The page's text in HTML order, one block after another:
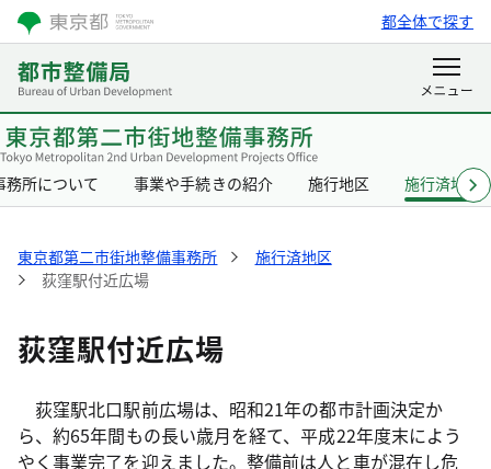
都全体で探す
務所について 事業や手続きの紹介 施行地区 施行済地区
東京都第二市街地整備事務所
施行済地区
荻窪駅付近広場
荻窪駅付近広場
荻窪駅北口駅前広場は、昭和21年の都市計画決定か
ら、約65年間もの長い歳月を経て、平成22年度末によう
やく事業完了を迎えました。整備前は人と車が混在し危